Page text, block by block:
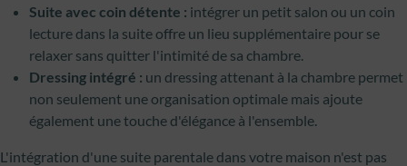
Suite avec coin détente : intégrer un petit salon ou un coin
lecture dans la suite offre un lieu supplémentaire pour se
relaxer sans quitter l'intimité de sa chambre.
Dressing intégré : un dressing attenant à la chambre permet
non seulement une organisation optimale mais ajoute
également une touche d'élégance à l'ensemble.
L'intégration d'une suite parentale dans votre maison n'est pas